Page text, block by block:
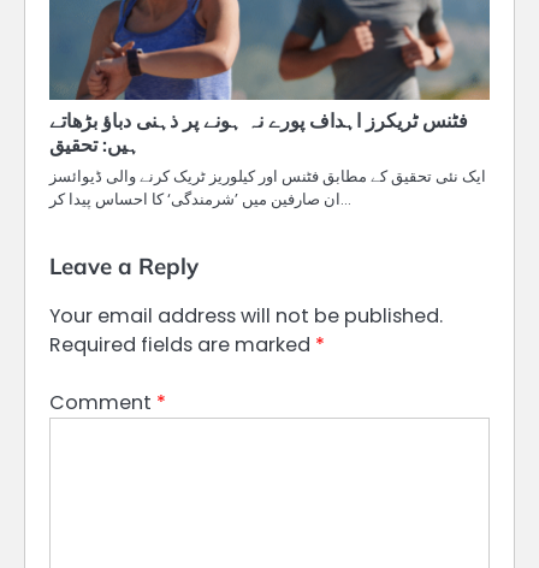
فٹنس ٹریکرز اہداف پورے نہ ہونے پر ذہنی دباؤ بڑھاتے
ہیں: تحقیق
ایک نئی تحقیق کے مطابق فٹنس اور کیلوریز ٹریک کرنے والی ڈیوائسز
ان صارفین میں ’شرمندگی‘ کا احساس پیدا کر…
Leave a Reply
Your email address will not be published.
Required fields are marked *
Comment *